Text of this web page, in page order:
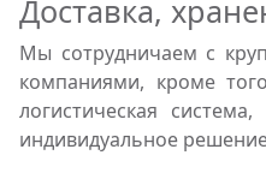
Доставка,
Мы сотрудничаем с
компаниями, кроме
логистическая
индивидуальное